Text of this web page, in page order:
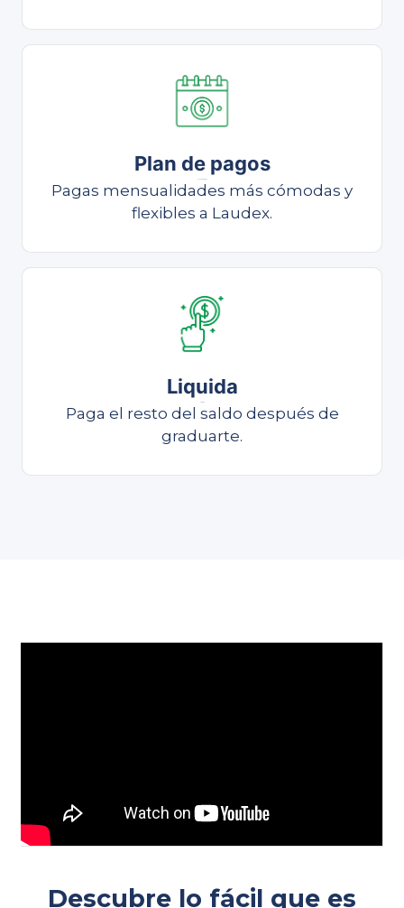
Plan de pagos
Pagas mensualidades más cómodas y
flexibles a Laudex.
Liquida
Paga el resto del saldo después de
graduarte.
Descubre lo fácil que es